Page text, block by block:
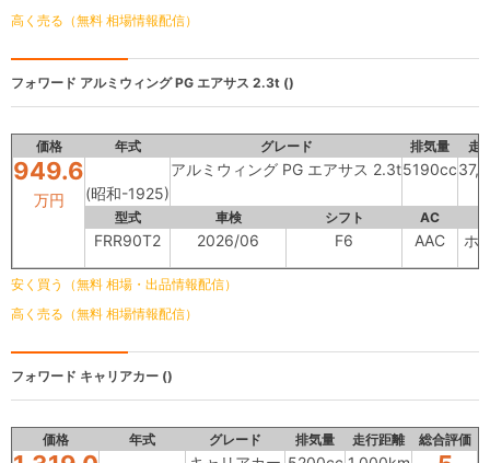
高く売る（無料 相場情報配信）
フォワード アルミウィング PG エアサス 2.3t ()
価格 年式 グレード 排気量 走
949.6
万円 (昭和-1925)
アルミウィング PG エアサス 2.3t5190cc
型式 車検 シフト AC
FRR90T2 2026/06 F6 AAC ホ
安く買う（無料 相場・出品情報配信）
高く売る（無料 相場情報配信）
フォワード キャリアカー ()
価格 年式 グレード 排気量 走行距離 総合評価